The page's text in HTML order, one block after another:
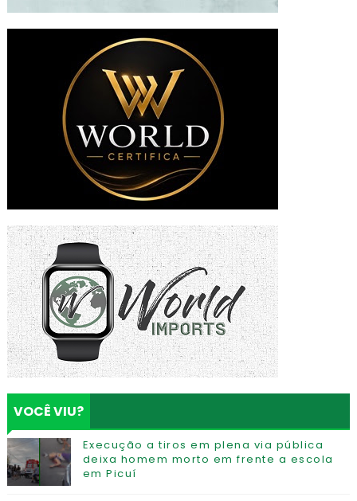
VOCÊ VIU?
Execução a tiros em plena via pública
deixa homem morto em frente a escola
em Picuí